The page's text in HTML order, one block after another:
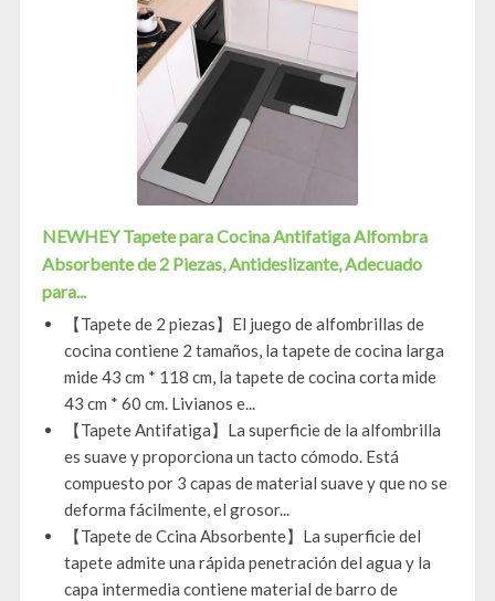
NEWHEY Tapete para Cocina Antifatiga Alfombra
Absorbente de 2 Piezas, Antideslizante, Adecuado
para...
【Tapete de 2 piezas】El juego de alfombrillas de
cocina contiene 2 tamaños, la tapete de cocina larga
mide 43 cm * 118 cm, la tapete de cocina corta mide
43 cm * 60 cm. Livianos e...
【Tapete Antifatiga】La superficie de la alfombrilla
es suave y proporciona un tacto cómodo. Está
compuesto por 3 capas de material suave y que no se
deforma fácilmente, el grosor...
【Tapete de Ccina Absorbente】La superficie del
tapete admite una rápida penetración del agua y la
capa intermedia contiene material de barro de